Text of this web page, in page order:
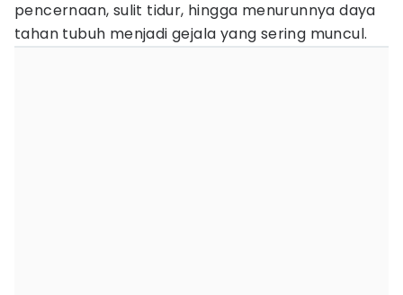
pencernaan, sulit tidur, hingga menurunnya daya
tahan tubuh menjadi gejala yang sering muncul.